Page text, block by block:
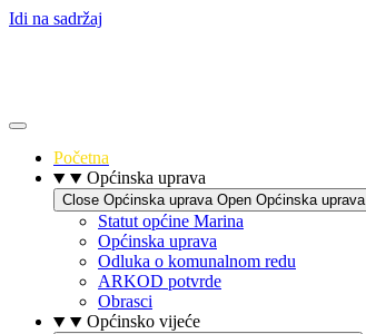
Idi na sadržaj
Početna
Općinska uprava
Close Općinska uprava Open Općinska uprava
Statut općine Marina
Općinska uprava
Odluka o komunalnom redu
ARKOD potvrde
Obrasci
Općinsko vijeće